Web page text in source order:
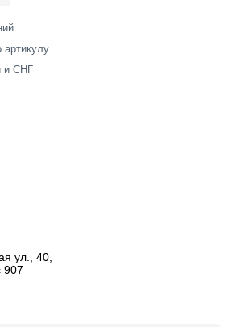
артикулу
и СНГ
ул., 40,
907